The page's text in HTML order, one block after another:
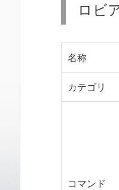
ロビ
名称
カテゴリ
コマンド